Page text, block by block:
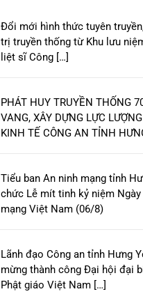
Đổi mới hình thức tuyên
trị truyền thống từ Khu lưu
liệt sĩ Công […]
PHÁT HUY TRUYỀN THỐNG
VANG, XÂY DỰNG LỰC
KINH TẾ CÔNG AN TỈNH
Tiểu ban An ninh mạng tỉnh
chức Lễ mít tinh kỷ niệm Ngày
mạng Việt Nam (06/8)
Lãnh đạo Công an tỉnh Hưng
mừng thành công Đại hội đại
Phật giáo Việt Nam […]